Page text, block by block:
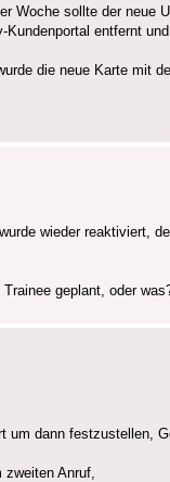
sollte der neue
entfernt
die neue Karte mit
wieder reaktiviert,
geplant, oder
um dann festzustellen,
Anruf,